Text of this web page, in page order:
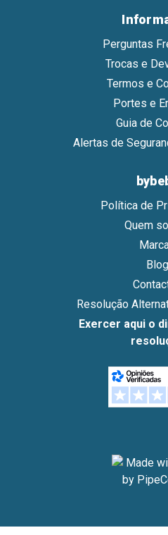
Perguntas
Trocas e
Termos e
Portes e
Guia de
Alertas de
Política de
Quem
Blog
Resolução
Exercer aqui o